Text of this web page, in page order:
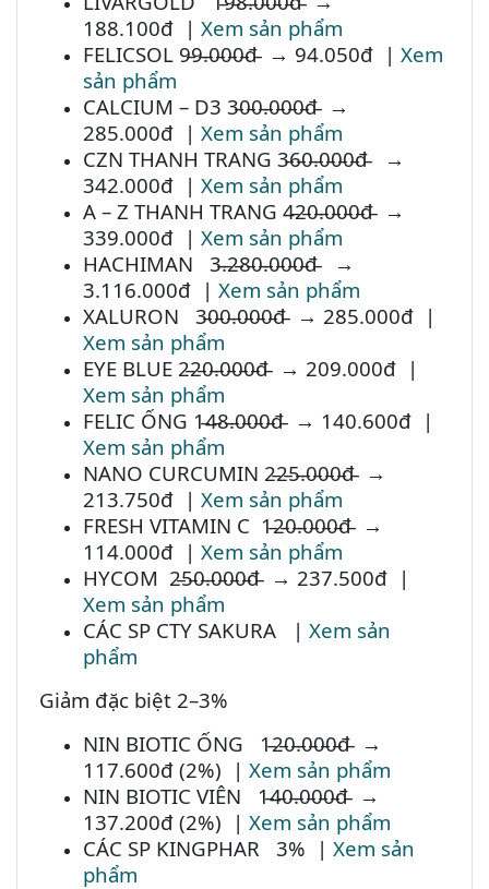
188.100đ | Xem sản phẩm
FELICSOL 9̵9̵.̵0̵0̵0̵đ̵ → 94.050đ | Xem
sản phẩm
CALCIUM – D3 3̵0̵0̵.̵0̵0̵0̵đ̵ →
285.000đ | Xem sản phẩm
CZN THANH TRANG 3̵6̵0̵.̵0̵0̵0̵đ̵ →
342.000đ | Xem sản phẩm
A – Z THANH TRANG 4̵2̵0̵.̵0̵0̵0̵đ̵ →
339.000đ | Xem sản phẩm
HACHIMAN 3̵.̵2̵8̵0̵.̵0̵0̵0̵đ̵ →
3.116.000đ | Xem sản phẩm
XALURON 3̵0̵0̵.̵0̵0̵0̵đ̵ → 285.000đ |
Xem sản phẩm
EYE BLUE 2̵2̵0̵.̵0̵0̵0̵đ̵ → 209.000đ |
Xem sản phẩm
FELIC ỐNG 1̵4̵8̵.̵0̵0̵0̵đ̵ → 140.600đ |
Xem sản phẩm
NANO CURCUMIN 2̵2̵5̵.̵0̵0̵0̵đ̵ →
213.750đ | Xem sản phẩm
FRESH VITAMIN C 1̵2̵0̵.̵0̵0̵0̵đ̵ →
114.000đ | Xem sản phẩm
HYCOM 2̵5̵0̵.̵0̵0̵0̵đ̵ → 237.500đ |
Xem sản phẩm
CÁC SP CTY SAKURA | Xem sản
phẩm
Giảm đặc biệt 2–3%
NIN BIOTIC ỐNG 1̵2̵0̵.̵0̵0̵0̵đ̵ →
117.600đ (2%) | Xem sản phẩm
NIN BIOTIC VIÊN 1̵4̵0̵.̵0̵0̵0̵đ̵ →
137.200đ (2%) | Xem sản phẩm
CÁC SP KINGPHAR 3% | Xem sản
phẩm